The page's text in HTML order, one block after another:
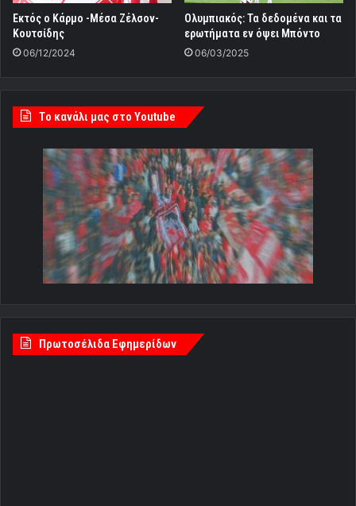
Εκτός ο Κάρμο -Μέσα Ζέλσον-
Κουτσίδης
06/12/2024
Ολυμπιακός: Τα δεδομένα και τα
ερωτήματα εν όψει Μπόντο
06/03/2025
Tο κανάλι μας στο Youtube
Πρωτοσέλιδα Εφημερίδων